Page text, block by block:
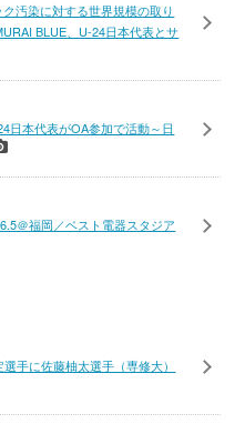
汚染に対する世界規模の取り
BLUE、U-24日本代表とサ
日本代表がOA参加で活動～日
＠福岡／ベスト電器スタジア
手に佐藤柚太選手（専修大）